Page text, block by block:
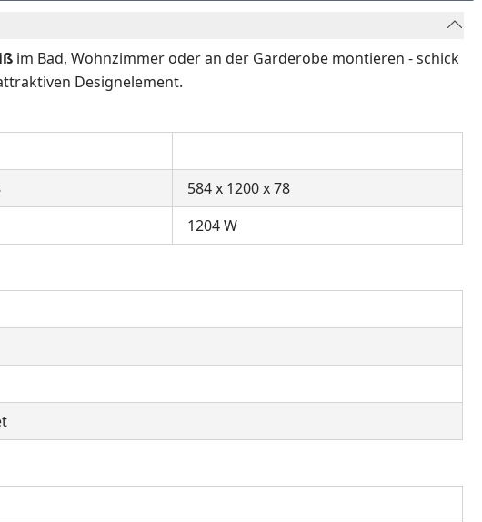
im Bad, Wohnzimmer oder an der Garderobe montieren - schick
Designelement.
584 x 1200 x 78
1204 W